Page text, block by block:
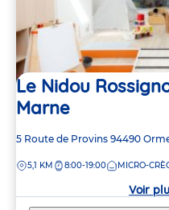
Le Nidou
Marne
Adresse
la
5 Route de Provins 94490
DISTANCE
5,1 KM 8:00-19:00 MICRO-
Voir